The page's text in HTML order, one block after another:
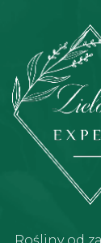
Rośliny od